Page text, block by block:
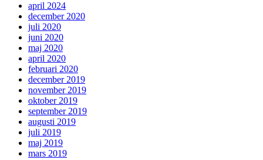
april 2024
december 2020
juli 2020
juni 2020
maj 2020
april 2020
februari 2020
december 2019
november 2019
oktober 2019
september 2019
augusti 2019
juli 2019
maj 2019
mars 2019